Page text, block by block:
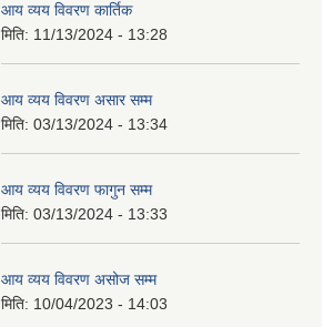
आय व्यय विवरण कार्तिक
मिति: 11/13/2024 - 13:28
आय व्यय विवरण असार सम्म
मिति: 03/13/2024 - 13:34
आय व्यय विवरण फागुन सम्म
मिति: 03/13/2024 - 13:33
आय व्यय विवरण असोज सम्म
मिति: 10/04/2023 - 14:03